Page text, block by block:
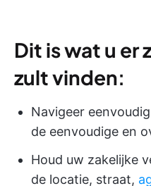
Dit is wat u er
zult vinden:
Navigeer
de eenvoudige en
Houd uw zakelijke
de locatie, straat,